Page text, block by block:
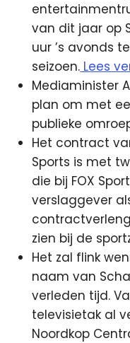
van dit jaar op
uur ’s avonds
seizoen. Lees
Mediaminister
plan om met
publieke
Het contract
Sports is met
die bij FOX
verslaggever
zien bij de
Het zal flink
naam van
verleden tijd.
televisietak al
Noordkop